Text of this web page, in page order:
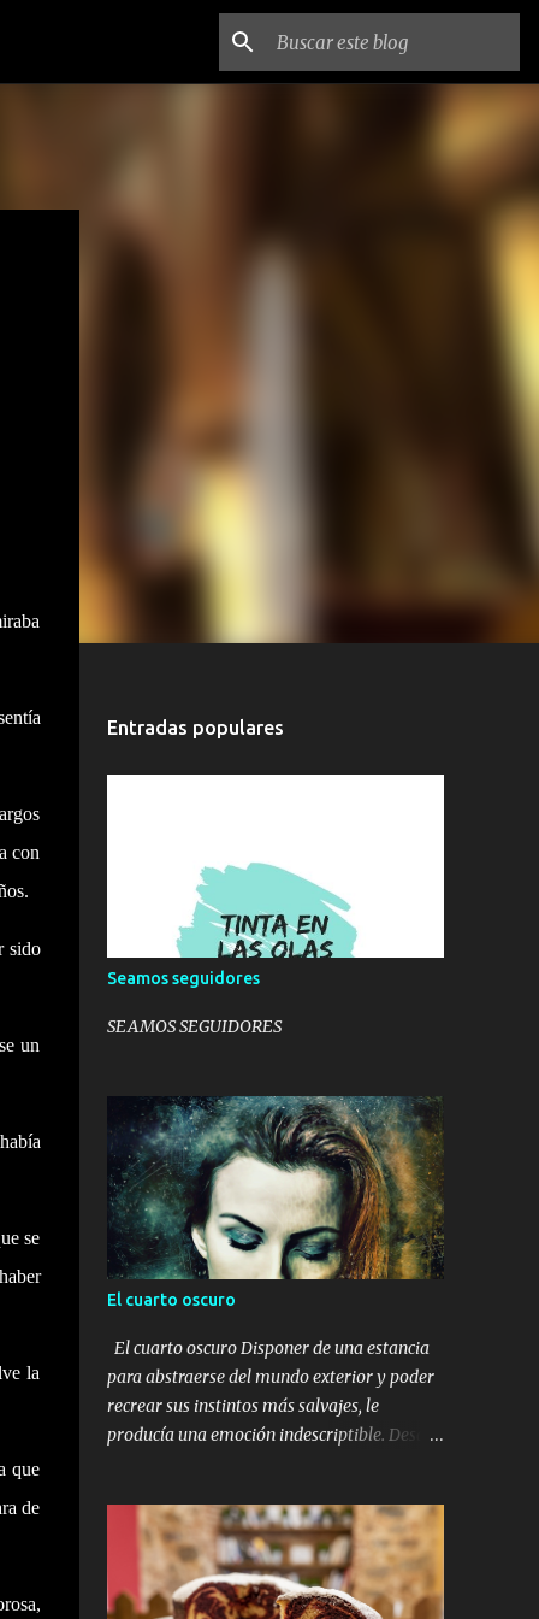
con
sido
un
se
la
que
de
Entradas populares
Seamos seguidores
SEAMOS SEGUIDORES
El cuarto oscuro
El cuarto oscuro Disponer de una estancia
para abstraerse del mundo exterior y poder
recrear sus instintos más salvajes, le
producía una emoción indescriptible. Desde
donde llevar a cabo todas aquellas ideas que
a lo largo del tiempo se proyectaban en su
mente. Algunos pensaban que era una
persona rara, extrovertida, incluso en